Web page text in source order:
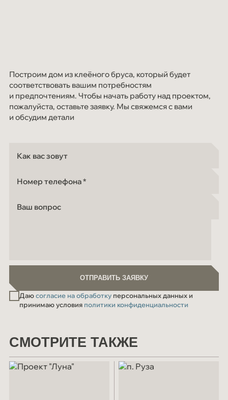
Построим дом из клеёного бруса, который будет
соответствовать вашим потребностям
и предпочтениям. Чтобы начать работу над проектом,
пожалуйста, оставьте заявку. Мы свяжемся с вами
и обсудим детали
Как вас зовут
Номер телефона
Ваш вопрос
ОТПРАВИТЬ ЗАЯВКУ
ОТПРАВИТЬ ЗАЯВКУ
Даюсогласие на обработку персональных данных и
принимаю условия политики конфиденциальности
СМОТРИТЕ ТАКЖЕ